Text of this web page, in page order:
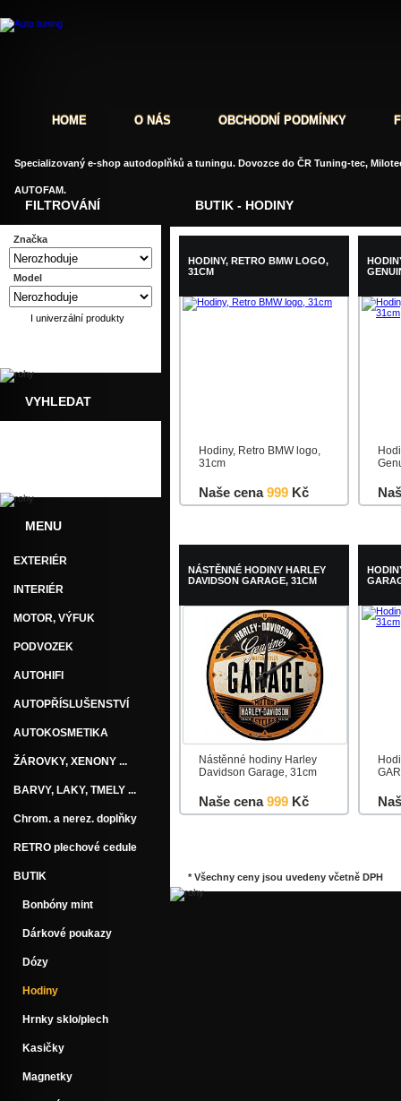
BUTIK - HODINY
HODINY, RETRO BMW LOGO,
31CM
Hodiny, Retro BMW logo,
31cm
Naše cena999 Kč
NÁSTĚNNÉ HODINY HARLEY
DAVIDSON GARAGE, 31CM
Nástěnné hodiny Harley
Davidson Garage, 31cm
Naše cena999 Kč
* Všechny ceny jsou uvedeny včetně DPH
FILTROVÁNÍ
Značka
Model
I univerzální produkty
VYHLEDAT
MENU
EXTERIÉR
INTERIÉR
MOTOR, VÝFUK
PODVOZEK
AUTOHIFI
AUTOPŘÍSLUŠENSTVÍ
AUTOKOSMETIKA
ŽÁROVKY, XENONY ...
BARVY, LAKY, TMELY ...
Chrom. a nerez. doplňky
RETRO plechové cedule
BUTIK
Bonbóny mint
Dárkové poukazy
Dózy
Hodiny
Hrnky sklo/plech
Kasičky
Magnetky
HOME O NÁS OBCHODNÍ PODMÍNKY
Specializovaný e-shop autodoplňků a tuningu. Dovozce do ČR Tuning-tec,
AUTOFAM.